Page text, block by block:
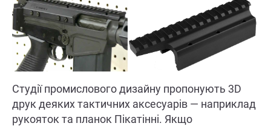
Студії промислового дизайну пропонують 3D
друк деяких тактичних аксесуарів — наприклад
рукояток та планок Пікатінні. Якщо